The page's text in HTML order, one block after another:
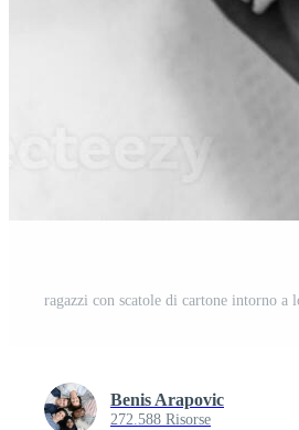
Benis Arapovic
272.588 Risorse